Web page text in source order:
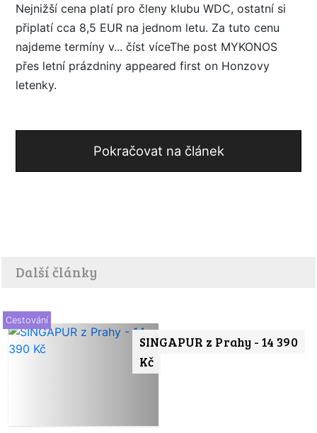
Nejnižší cena platí pro členy klubu WDC, ostatní si
připlatí cca 8,5 EUR na jednom letu. Za tuto cenu
najdeme termíny v... číst víceThe post MYKONOS
přes letní prázdniny appeared first on Honzovy
letenky.
Pokračovat na článek
Další články
SINGAPUR z Prahy - 14 390
Kč
Cestování